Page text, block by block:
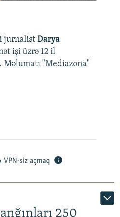
jurnalist Darya
işi üzrə 12 il
Məlumatı "Mediazona"
VPN-siz açmaq
250